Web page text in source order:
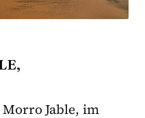
Jable, im